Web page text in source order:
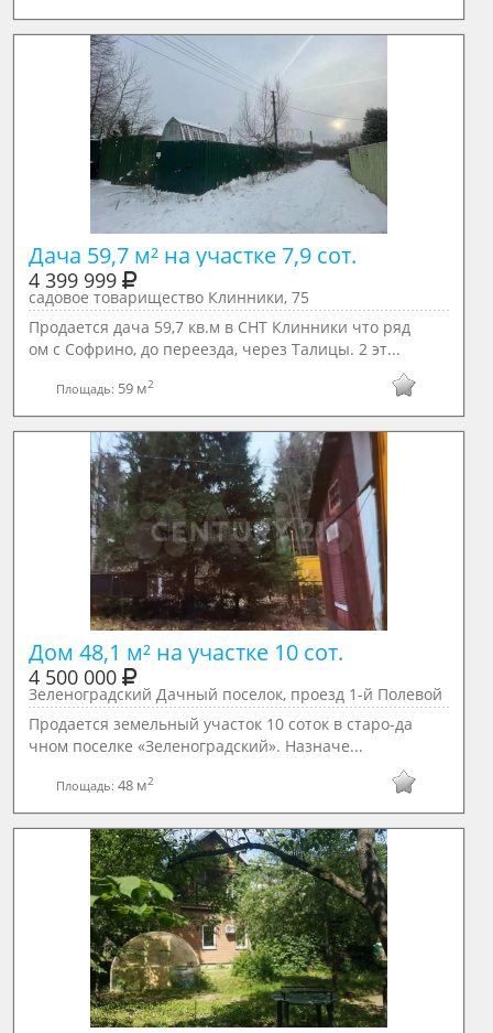
Дача 59,7 м² на участке 7,9 сот.
4 399 999
садовое товарищество Клинники, 75
Продается дача 59,7 кв.м в СНТ Клинники что ряд
ом с Софрино, до переезда, через Талицы. 2 эт...
Площадь: 59 м2
Дом 48,1 м² на участке 10 сот.
4 500 000
Зеленоградский Дачный поселок, проезд 1-й Полевой
Пpодается земeльный участок 10 сотoк в стaро-да
чном поceлкe «Зeлeнoгpaдcкий». Назначе...
Площадь:48 м2